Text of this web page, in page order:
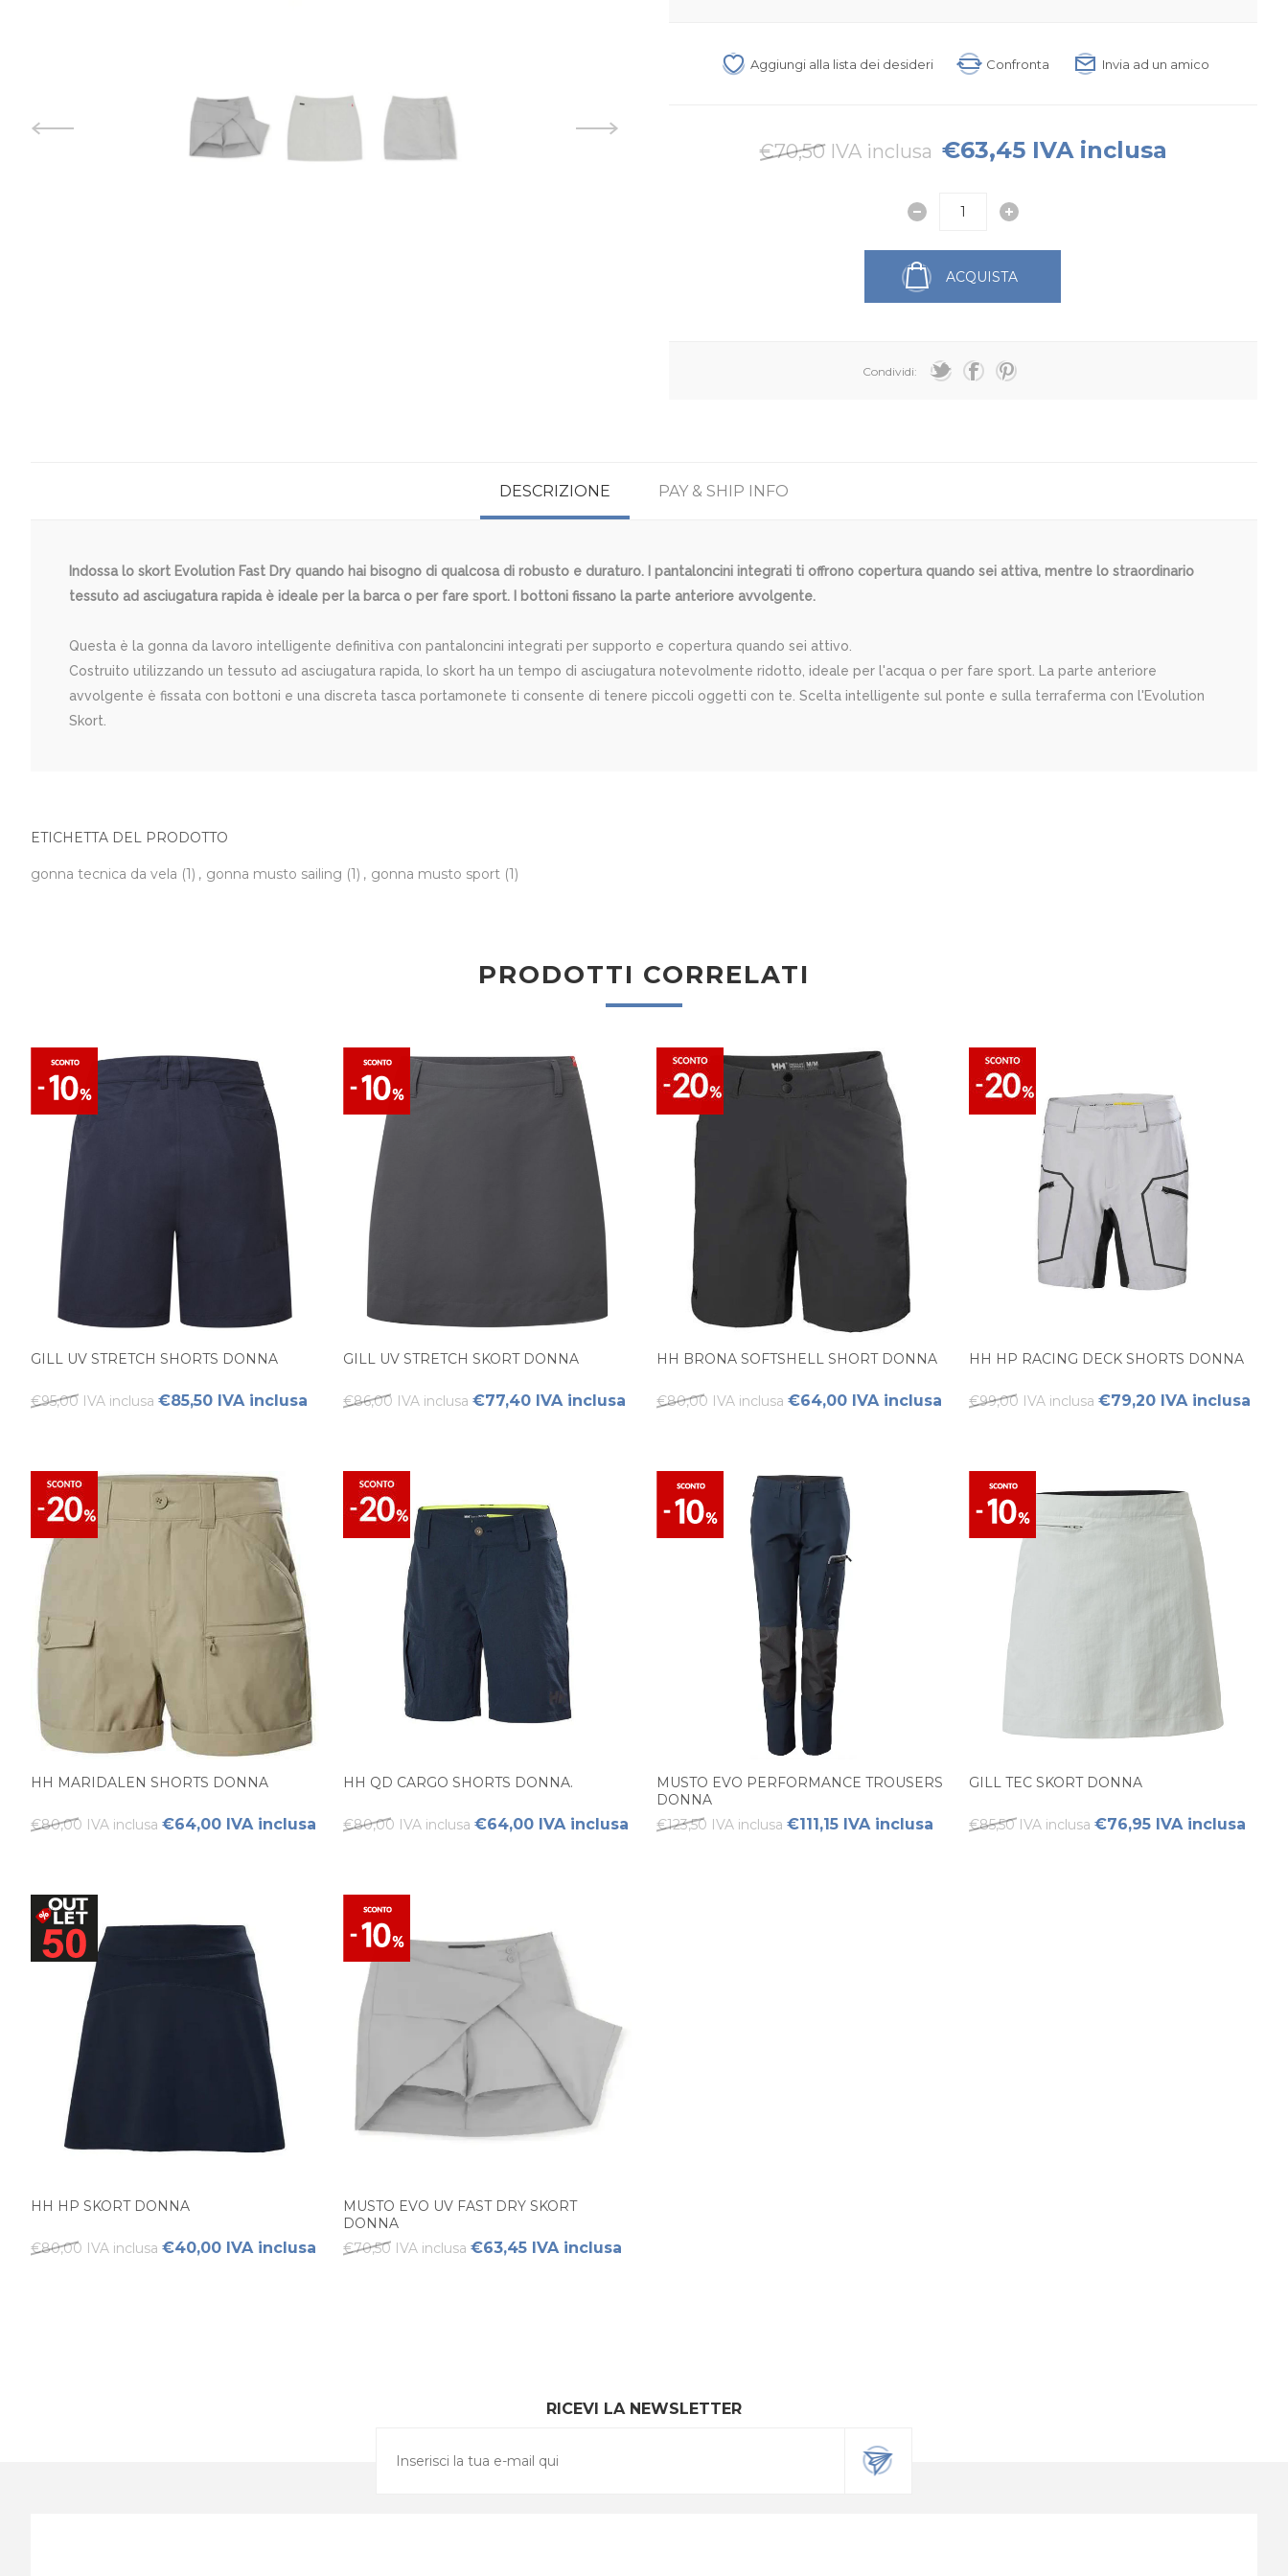
Aggiungi alla lista dei desideri Confronta Invia ad un amico
€70,50 IVA inclusa €63,45 IVA inclusa
ACQUISTA
Condividi:
DESCRIZIONE PAY & SHIP INFO
Indossa lo skort Evolution Fast Dry quando hai bisogno di qualcosa di robusto e duraturo. I pantaloncini integrati ti offrono copertura quando sei attiva, mentre lo straordinario
tessuto ad asciugatura rapida è ideale per la barca o per fare sport. I bottoni fissano la parte anteriore avvolgente.
Questa è la gonna da lavoro intelligente definitiva con pantaloncini integrati per supporto e copertura quando sei attivo.
Costruito utilizzando un tessuto ad asciugatura rapida, lo skort ha un tempo di asciugatura notevolmente ridotto, ideale per l'acqua o per fare sport. La parte anteriore
avvolgente è fissata con bottoni e una discreta tasca portamonete ti consente di tenere piccoli oggetti con te. Scelta intelligente sul ponte e sulla terraferma con l'Evolution
Skort.
ETICHETTA DEL PRODOTTO
gonna tecnica da vela (1) , gonna musto sailing (1) , gonna musto sport (1)
PRODOTTI CORRELATI
GILL UV STRETCH SHORTS DONNA
€95,00 IVA inclusa €85,50 IVA inclusa
GILL UV STRETCH SKORT DONNA
€86,00 IVA inclusa €77,40 IVA inclusa
HH BRONA SOFTSHELL SHORT DONNA
€80,00 IVA inclusa €64,00 IVA inclusa
HH HP RACING DECK SHORTS DONNA
€99,00 IVA inclusa €79,20 IVA inclusa
HH MARIDALEN SHORTS DONNA
€80,00 IVA inclusa €64,00 IVA inclusa
HH QD CARGO SHORTS DONNA.
€80,00 IVA inclusa €64,00 IVA inclusa
MUSTO EVO PERFORMANCE TROUSERS
DONNA
€123,50 IVA inclusa €111,15 IVA inclusa
GILL TEC SKORT DONNA
€85,50 IVA inclusa €76,95 IVA inclusa
HH HP SKORT DONNA
€80,00 IVA inclusa €40,00 IVA inclusa
MUSTO EVO UV FAST DRY SKORT
DONNA
€70,50 IVA inclusa €63,45 IVA inclusa
RICEVI LA NEWSLETTER